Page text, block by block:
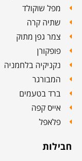
מפל שוקולד
שתיה קרה
צמר גפן מתוק
פופקורן
נקניקיה בלחמניה
המבורגר
ברד בטעמים
אייס קפה
פלאפל
חבילות